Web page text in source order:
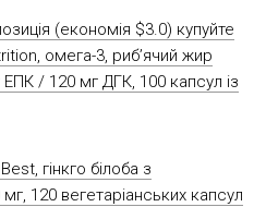
(економія $3.0) купуйте
омега-3, риб’ячий жир
ЕПК / 120 мг ДГК, 100 капсул із
гінкго білоба з
120 вегетаріанських капсул